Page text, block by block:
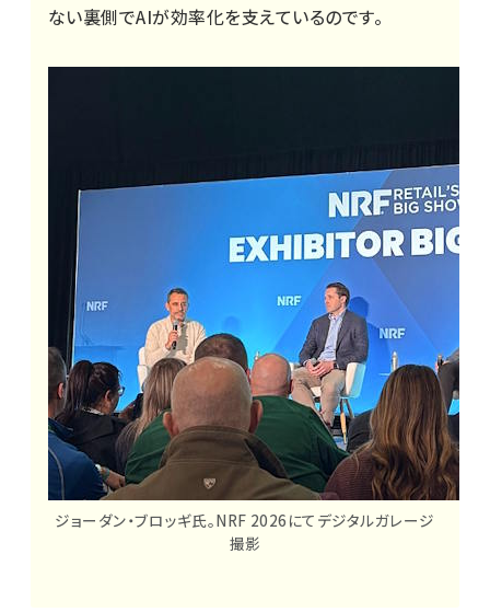
ない裏側でAIが効率化を支えているのです。
ジョーダン・ブロッギ氏。NRF 2026にてデジタルガレージ
撮影